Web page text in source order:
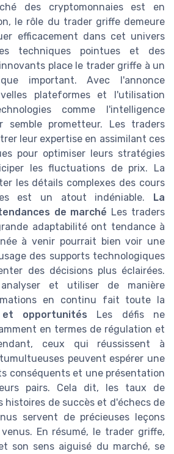
des cryptomonnaies est en
le rôle du trader griffe demeure
efficacement dans cet univers
techniques pointues et des
place le trader griffe à un
important. Avec l'annonce
plateformes et l'utilisation
comme l'intelligence
prometteur. Les traders
leur expertise en assimilant ces
pour optimiser leurs stratégies
les fluctuations de prix. La
les détails complexes des cours
est un atout indéniable. La
de marché Les traders
adaptabilité ont tendance à
à venir pourrait bien voir une
des supports technologiques
des décisions plus éclairées.
et utiliser de manière
en continu fait toute la
opportunités Les défis ne
en termes de régulation et
ceux qui réussissent à
peuvent espérer une
conséquents et une présentation
pairs. Cela dit, les taux de
histoires de succès et d'échecs de
servent de précieuses leçons
En résumé, le trader griffe,
son sens aiguisé du marché, se